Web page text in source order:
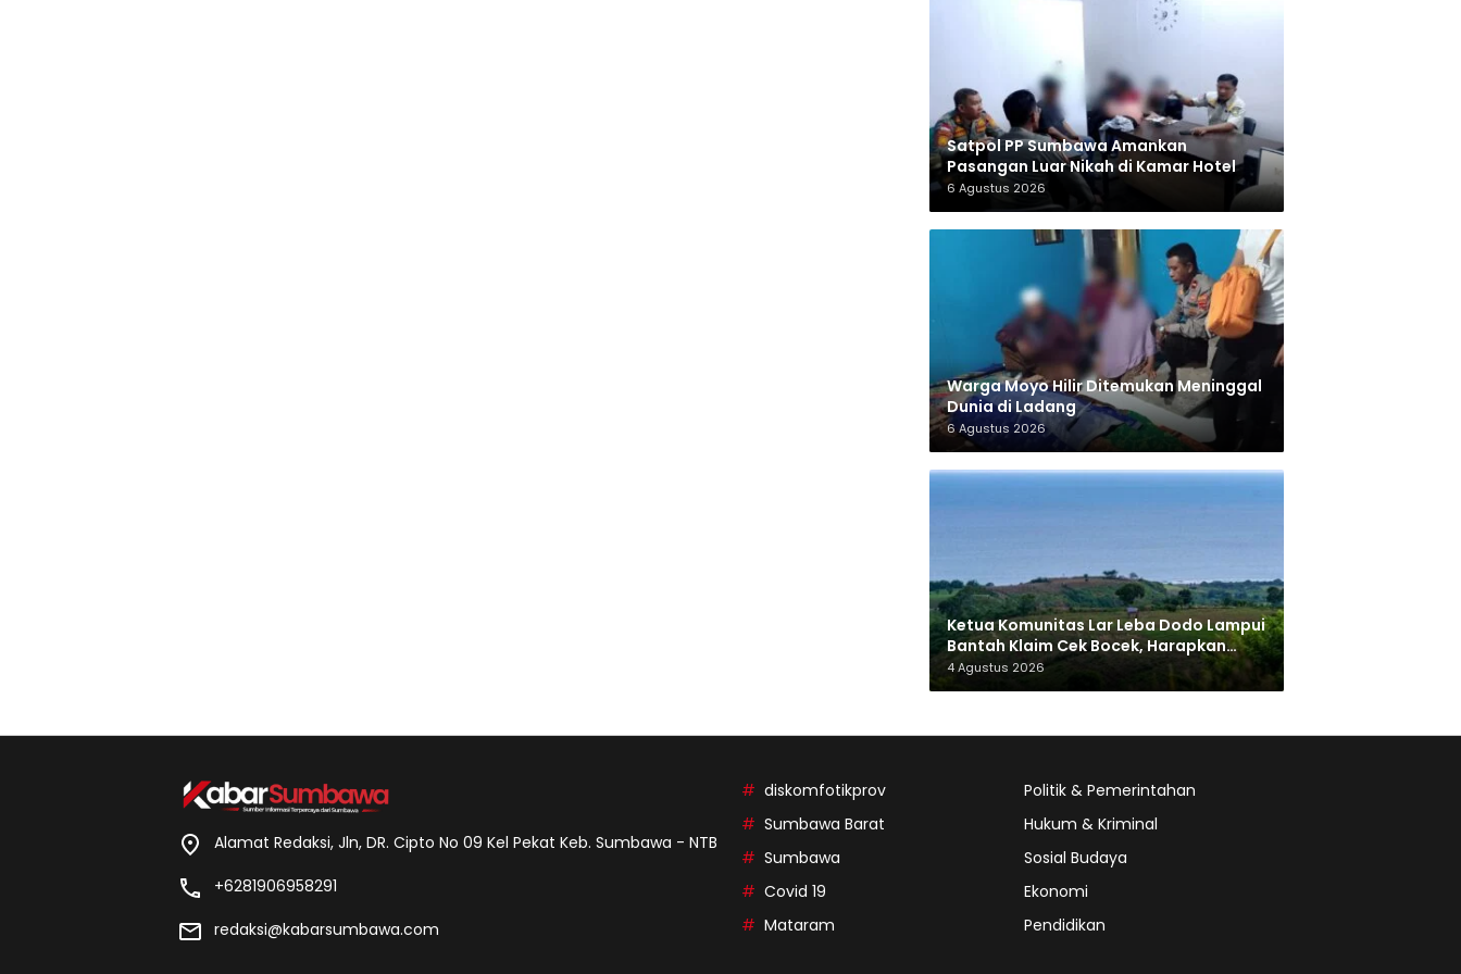
Satpol PP Sumbawa Amankan
Pasangan Luar Nikah di Kamar Hotel
6 Agustus 2026
Warga Moyo Hilir Ditemukan Meninggal
Dunia di Ladang
6 Agustus 2026
Ketua Komunitas Lar Leba Dodo Lampui
Bantah Klaim Cek Bocek, Harapkan
AMMAN Beri Akses ke Makam Leluhur
4 Agustus 2026
Alamat Redaksi, Jln, DR. Cipto No 09 Kel Pekat Keb. Sumbawa - NTB
+6281906958291
redaksi@kabarsumbawa.com
diskomfotikprov
Sumbawa Barat
Sumbawa
Covid 19
Mataram
Politik & Pemerintahan
Hukum & Kriminal
Sosial Budaya
Ekonomi
Pendidikan